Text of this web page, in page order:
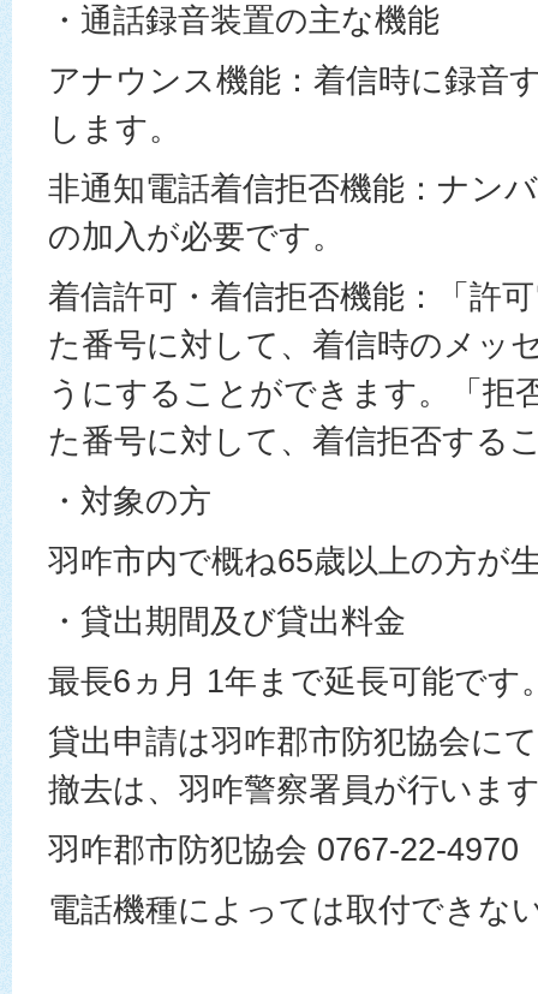
・通話録音装置の主な機能
アナウンス機能：着信時に録音
します。
非通知電話着信拒否機能：ナン
の加入が必要です。
着信許可・着信拒否機能：「許
た番号に対して、着信時のメッ
うにすることができます。「拒
た番号に対して、着信拒否する
・対象の方
羽咋市内で概ね65歳以上の方が
・貸出期間及び貸出料金
最長6ヵ月 1年まで延長可能です
貸出申請は羽咋郡市防犯協会に
撤去は、羽咋警察署員が行いま
羽咋郡市防犯協会 0767-22-4970
電話機種によっては取付できな